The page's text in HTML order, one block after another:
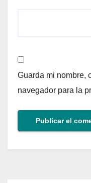
Guarda mi nombre,
navegador para la